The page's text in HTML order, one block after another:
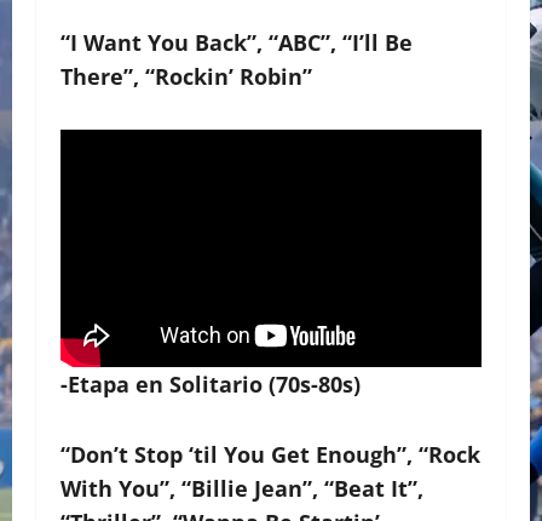
“I Want You Back”, “ABC”, “I’ll Be
There”, “Rockin’ Robin”
-Etapa en Solitario (70s-80s)
“Don’t Stop ‘til You Get Enough”, “Rock
With You”, “Billie Jean”, “Beat It”,